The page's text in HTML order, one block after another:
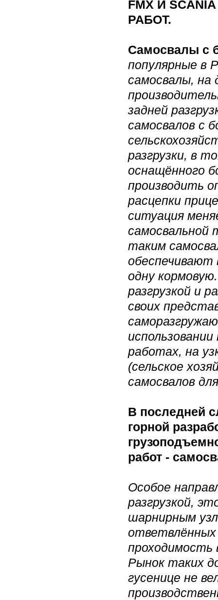
FMX И
РАБОТ.
Самосвалы с
популярные в
самосвалы, на
задней
самосвалов с
разгрузки, в
оснащённого
производить
расцепки
ситуация
самосвальной
таким
обеспечивают
одну
разгрузкой и
своих
работах, на
(сельское
самосвалов
В последней
горной
работ -
Особое
разгрузкой,
шарнирным
ответвлённых
проходимость
Рынок таких
гусенице не